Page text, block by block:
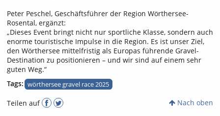
Peter Peschel, Geschäftsführer der Region Wörthersee-
Rosental, ergänzt:
„Dieses Event bringt nicht nur sportliche Klasse, sondern auch
enorme touristische Impulse in die Region. Es ist unser Ziel,
den Wörthersee mittelfristig als Europas führende Gravel-
Destination zu positionieren – und wir sind auf einem sehr
guten Weg.“
Tags: wörthersee gravel race 2025
Teilen auf Nach oben